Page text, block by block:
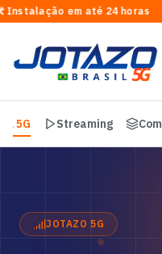
em até 24
5G Streaming
JOTAZO 5G